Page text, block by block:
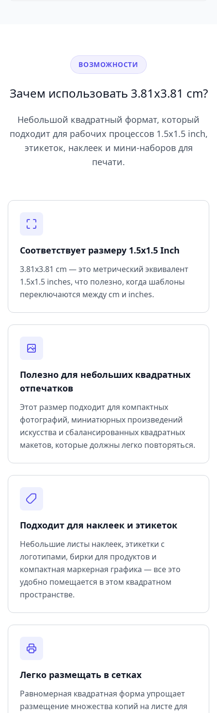
ВОЗМОЖНОСТИ
Зачем использовать 3.81x3.81 cm?
Небольшой квадратный формат, который
подходит для рабочих процессов 1.5x1.5 inch,
этикеток, наклеек и мини-наборов для
печати.
Соответствует размеру 1.5x1.5 Inch
3.81x3.81 cm — это метрический эквивалент
1.5x1.5 inches, что полезно, когда шаблоны
переключаются между cm и inches.
Полезно для небольших квадратных
отпечатков
Этот размер подходит для компактных
фотографий, миниатюрных произведений
искусства и сбалансированных квадратных
макетов, которые должны легко повторяться.
Подходит для наклеек и этикеток
Небольшие листы наклеек, этикетки с
логотипами, бирки для продуктов и
компактная маркерная графика — все это
удобно помещается в этом квадратном
пространстве.
Легко размещать в сетках
Равномерная квадратная форма упрощает
размещение множества копий на листе для